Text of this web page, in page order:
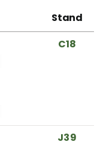
Stand
C18
J39